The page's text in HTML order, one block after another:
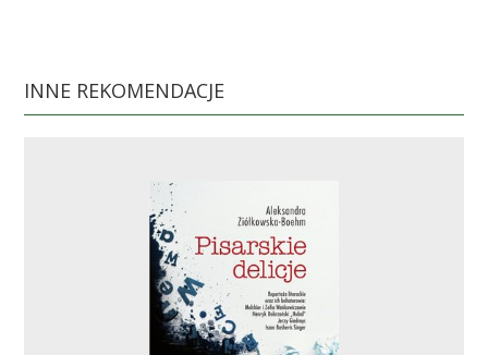
INNE REKOMENDACJE